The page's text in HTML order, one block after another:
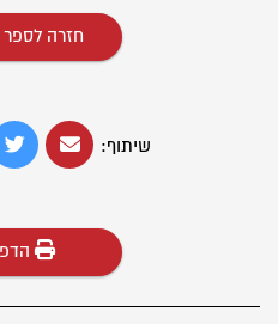
חזרה לספר
שיתוף: